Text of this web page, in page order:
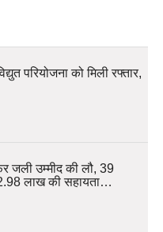
परियोजना को मिली रफ्तार,
जली उम्मीद की लौ, 39
लाख की सहायता…